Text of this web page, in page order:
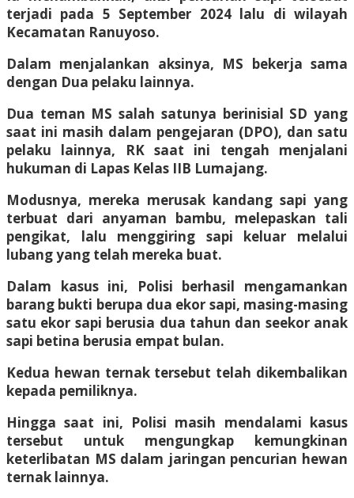
terjadi pada 5 September 2024 lalu di wilayah
Kecamatan Ranuyoso.
Dalam menjalankan aksinya, MS bekerja sama
dengan Dua pelaku lainnya.
Dua teman MS salah satunya berinisial SD yang
saat ini masih dalam pengejaran (DPO), dan satu
pelaku lainnya, RK saat ini tengah menjalani
hukuman di Lapas Kelas IIB Lumajang.
Modusnya, mereka merusak kandang sapi yang
terbuat dari anyaman bambu, melepaskan tali
pengikat, lalu menggiring sapi keluar melalui
lubang yang telah mereka buat.
Dalam kasus ini, Polisi berhasil mengamankan
barang bukti berupa dua ekor sapi, masing-masing
satu ekor sapi berusia dua tahun dan seekor anak
sapi betina berusia empat bulan.
Kedua hewan ternak tersebut telah dikembalikan
kepada pemiliknya.
Hingga saat ini, Polisi masih mendalami kasus
tersebut untuk mengungkap kemungkinan
keterlibatan MS dalam jaringan pencurian hewan
ternak lainnya.